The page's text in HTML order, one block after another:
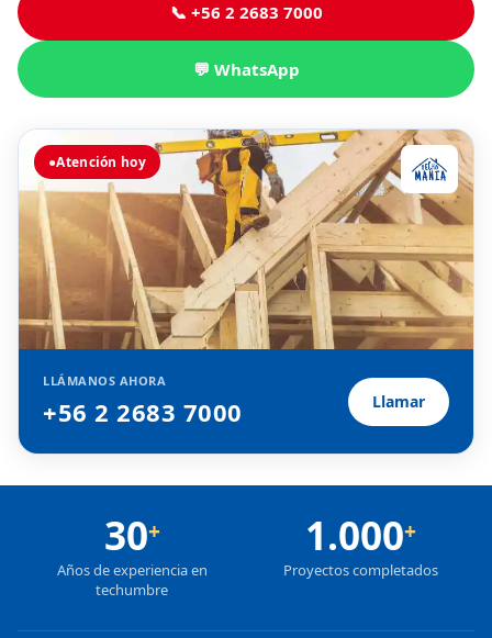
📞 +56 2 2683 7000
💬 WhatsApp
●Atención hoy
LLÁMANOS AHORA
+56 2 2683 7000 Llamar
30+
Años de experiencia en
techumbre
1.000+
Proyectos completados